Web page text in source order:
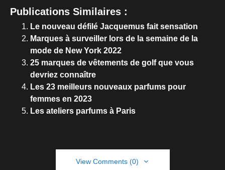
Publications Similaires :
Le nouveau défilé Jacquemus fait sensation
Marques à surveiller lors de la semaine de la
mode de New York 2022
25 marques de vêtements de golf que vous
devriez connaître
Les 23 meilleurs nouveaux parfums pour
femmes en 2023
Les ateliers parfums à Paris
View Comments (0)